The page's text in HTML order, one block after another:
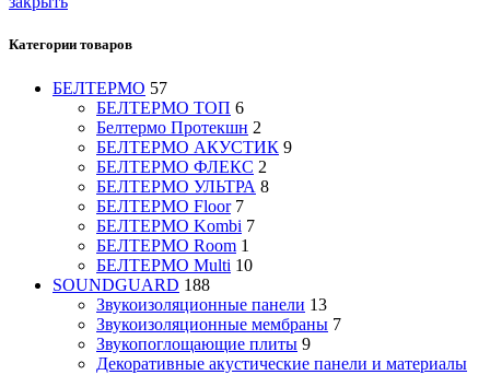
Категории товаров
БЕЛТЕРМО 57
БЕЛТЕРМО ТОП 6
Белтермо Протекшн 2
БЕЛТЕРМО АКУСТИК 9
БЕЛТЕРМО ФЛЕКС 2
БЕЛТЕРМО УЛЬТРА 8
БЕЛТЕРМО Floor 7
БЕЛТЕРМО Kombi 7
БЕЛТЕРМО Room 1
БЕЛТЕРМО Multi 10
SOUNDGUARD 188
Звукоизоляционные панели 13
Звукоизоляционные мембраны 7
Звукопоглощающие плиты 9
Декоративные акустические панели и материалы